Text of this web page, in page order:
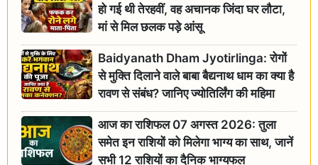
हो गई थी तेरहवीं, वह अचानक जिंदा घर लौटा,
मां से मिल छलक पड़े आंसू
Baidyanath Dham Jyotirlinga: रोगों
से मुक्ति दिलाने वाले बाबा बैद्यनाथ धाम का क्या है
रावण से संबंध? जानिए ज्योतिर्लिंग की महिमा
आज का राशिफल 07 अगस्त 2026: तुला
समेत इन राशियों को मिलेगा भाग्य का साथ, जानें
सभी 12 राशियों का दैनिक भाग्यफल